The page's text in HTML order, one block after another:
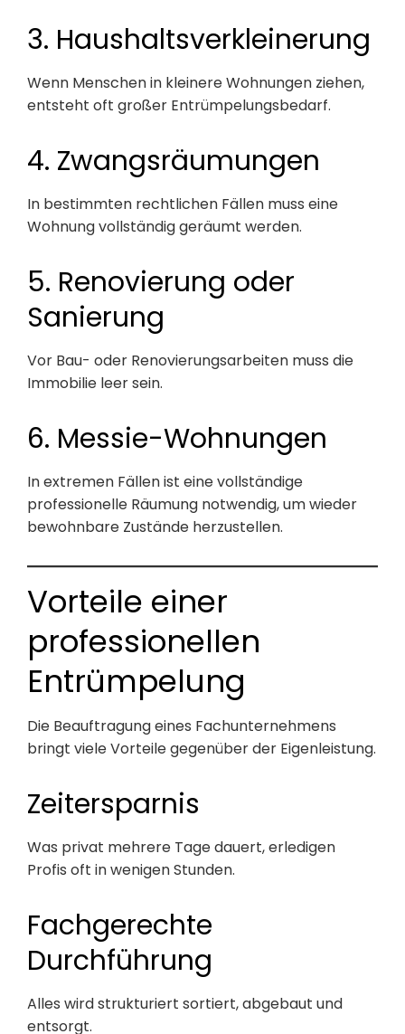
3. Haushaltsverkleinerung
Wenn Menschen in kleinere Wohnungen ziehen,
entsteht oft großer Entrümpelungsbedarf.
4. Zwangsräumungen
In bestimmten rechtlichen Fällen muss eine
Wohnung vollständig geräumt werden.
5. Renovierung oder
Sanierung
Vor Bau- oder Renovierungsarbeiten muss die
Immobilie leer sein.
6. Messie-Wohnungen
In extremen Fällen ist eine vollständige
professionelle Räumung notwendig, um wieder
bewohnbare Zustände herzustellen.
Vorteile einer
professionellen
Entrümpelung
Die Beauftragung eines Fachunternehmens
bringt viele Vorteile gegenüber der Eigenleistung.
Zeitersparnis
Was privat mehrere Tage dauert, erledigen
Profis oft in wenigen Stunden.
Fachgerechte
Durchführung
Alles wird strukturiert sortiert, abgebaut und
entsorgt.